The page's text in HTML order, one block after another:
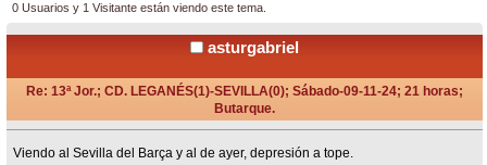
0 Usuarios y 1 Visitante están viendo este tema.
asturgabriel
Re: 13ª Jor.; CD. LEGANÉS(1)-SEVILLA(0); Sábado-09-11-24; 21 horas;
Butarque.
Viendo al Sevilla del Barça y al de ayer, depresión a tope.